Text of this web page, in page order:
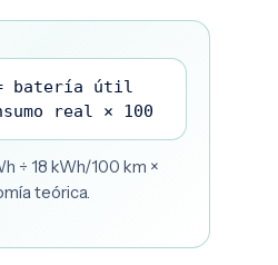
batería útil
real × 100
÷ 18 kWh/100 km ×
teórica.